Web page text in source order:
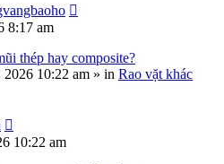
8:17 am
thép hay composite?
10:22 am » in Rao vặt khác
10:22 am